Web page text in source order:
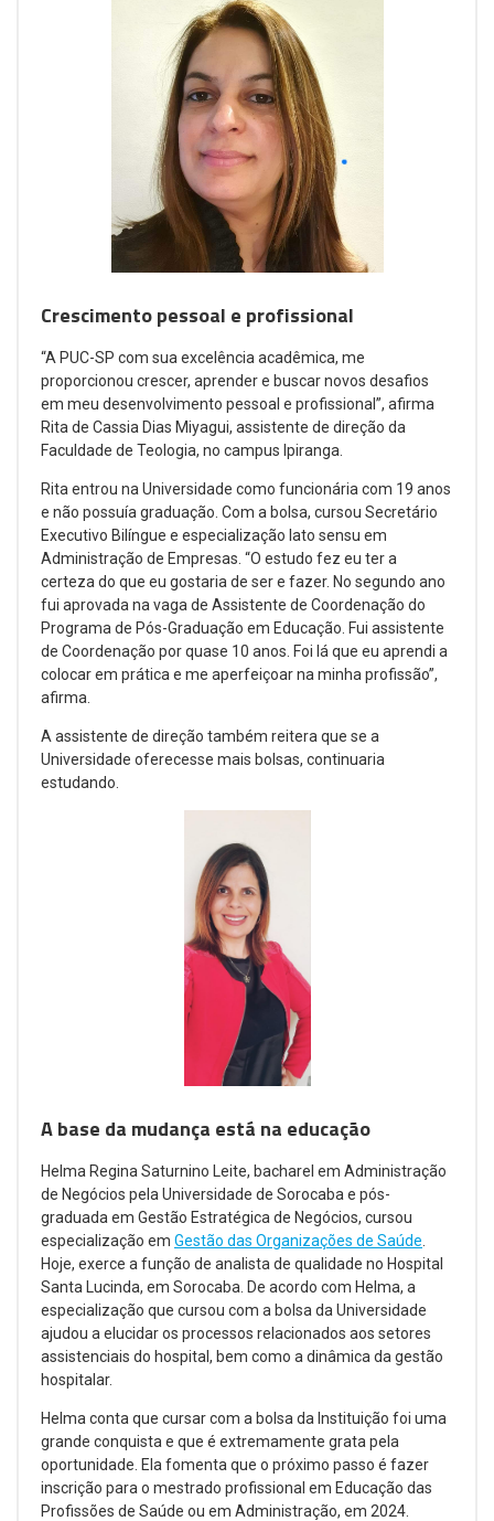
Crescimento pessoal e profissional
“A PUC-SP com sua excelência acadêmica, me
proporcionou crescer, aprender e buscar novos desafios
em meu desenvolvimento pessoal e profissional”, afirma
Rita de Cassia Dias Miyagui, assistente de direção da
Faculdade de Teologia, no campus Ipiranga.
Rita entrou na Universidade como funcionária com 19 anos
e não possuía graduação. Com a bolsa, cursou Secretário
Executivo Bilíngue e especialização lato sensu em
Administração de Empresas. “O estudo fez eu ter a
certeza do que eu gostaria de ser e fazer. No segundo ano
fui aprovada na vaga de Assistente de Coordenação do
Programa de Pós-Graduação em Educação. Fui assistente
de Coordenação por quase 10 anos. Foi lá que eu aprendi a
colocar em prática e me aperfeiçoar na minha profissão”,
afirma.
A assistente de direção também reitera que se a
Universidade oferecesse mais bolsas, continuaria
estudando.
A base da mudança está na educação
Helma Regina Saturnino Leite, bacharel em Administração
de Negócios pela Universidade de Sorocaba e pós-
graduada em Gestão Estratégica de Negócios, cursou
especialização em Gestão das Organizações de Saúde
Hoje, exerce a função de analista de qualidade no Hospital
Santa Lucinda, em Sorocaba. De acordo com Helma, a
especialização que cursou com a bolsa da Universidade
ajudou a elucidar os processos relacionados aos setores
assistenciais do hospital, bem como a dinâmica da gestão
hospitalar.
Helma conta que cursar com a bolsa da Instituição foi uma
grande conquista e que é extremamente grata pela
oportunidade. Ela fomenta que o próximo passo é fazer
inscrição para o mestrado profissional em Educação das
Profissões de Saúde ou em Administração, em 2024.